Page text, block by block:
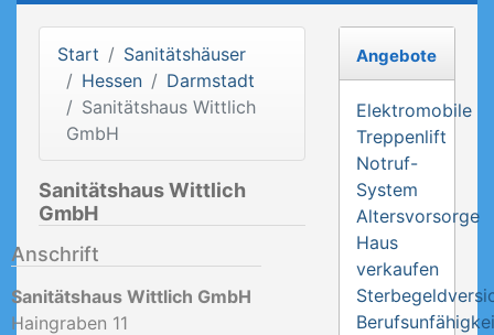
Start
Sanitätshäuser
Hessen
Darmstadt
Sanitätshaus Wittlich
GmbH
Sanitätshaus Wittlich
GmbH
Anschrift
Sanitätshaus Wittlich GmbH
Haingraben 11
Angebote
Elektromobile
Treppenlift
Notruf-
System
Altersvorsorge
Haus
verkaufen